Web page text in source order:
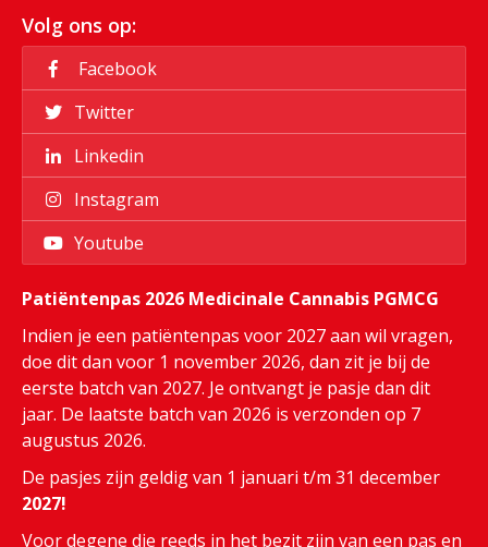
Volg ons op:
Facebook
Twitter
Linkedin
Instagram
Youtube
Patiëntenpas 2026 Medicinale Cannabis PGMCG
Indien je een patiëntenpas voor 2027 aan wil vragen,
doe dit dan voor 1 november 2026, dan zit je bij de
eerste batch van 2027. Je ontvangt je pasje dan dit
jaar. De laatste batch van 2026 is verzonden op 7
augustus 2026.
De pasjes zijn geldig van 1 januari t/m 31 december
2027!
Voor degene die reeds in het bezit zijn van een pas en